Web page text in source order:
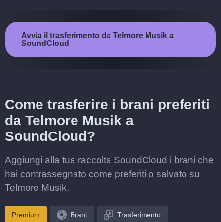
Avvia il trasferimento da Telmore Musik a
SoundCloud
Come trasferire i brani preferiti
da Telmore Musik a
SoundCloud?
Aggiungi alla tua raccolta SoundCloud i brani che
hai contrassegnato come preferiti o salvato su
Telmore Musik.
Premium Brani Trasferimento